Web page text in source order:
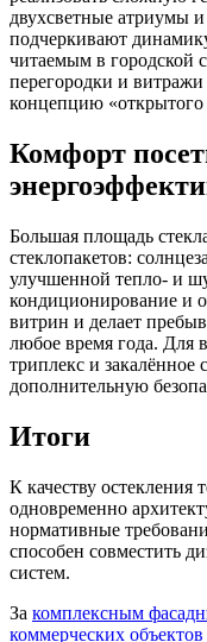
двухсветные атриумы
подчеркивают
читаемым в городской
перегородки и
концепцию «открытого
Комфорт
Большая площадь
стеклопакетов:
улучшенной тепло- и
кондиционирование и
витрин и делает
любое время года. Для
триплекс и закалённое
дополнительную
Итоги
К качеству остекления
одновременно
нормативные
способен совместить
систем.
За комплексным
коммерческих объектов